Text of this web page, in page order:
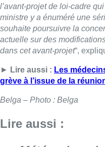
l’avant-projet de loi-cadre
ministre y a énuméré une
souhaite poursuivre la
actuelle sur des
dans cet avant-projet“,
► Lire aussi : Les
grève à l’issue de la
Belga – Photo : Belga
Lire aussi :